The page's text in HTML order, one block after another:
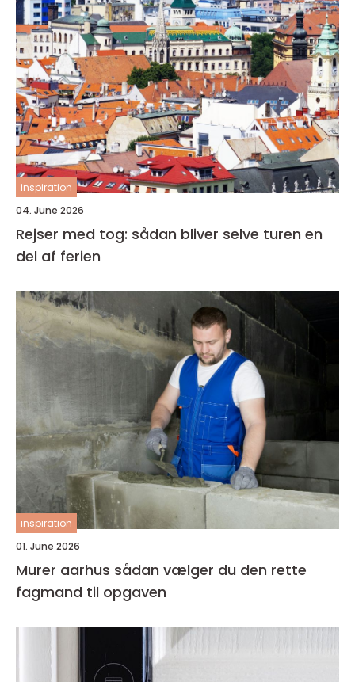
inspiration
04. June 2026
Rejser med tog: sådan bliver selve turen en
del af ferien
inspiration
01. June 2026
Murer aarhus sådan vælger du den rette
fagmand til opgaven